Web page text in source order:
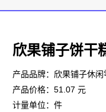
欣果铺子饼干
产品品牌：欣果铺子休闲
产品价格：51.07 元
计量单位：件